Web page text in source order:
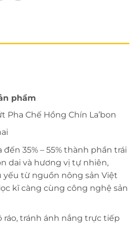
phẩm
Pha Chế Hồng Chín La’bon
35% – 55% thành phần trái
dai và hương vị tự nhiên,
từ nguồn nông sản Việt
kĩ càng cùng công nghệ sản
ráo, tránh ánh nắng trực tiếp